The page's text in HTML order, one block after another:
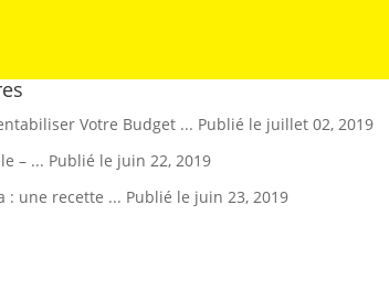
Votre Budget ... Publié le juillet 02, 2019
– ... Publié le juin 22, 2019
: une recette ... Publié le juin 23, 2019